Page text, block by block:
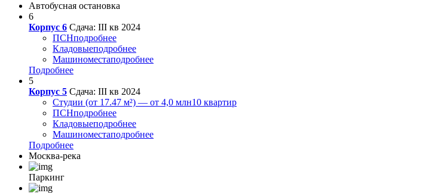
Автобусная остановка
6
Корпус 6 Сдача: III кв 2024
ПСНподробнее
Кладовыеподробнее
Машиноместаподробнее
Подробнее
5
Корпус 5 Сдача: III кв 2024
Студии (от 17.47 м²) — от 4,0 млн10 квартир
ПСНподробнее
Кладовыеподробнее
Машиноместаподробнее
Подробнее
Москва-река
Паркинг